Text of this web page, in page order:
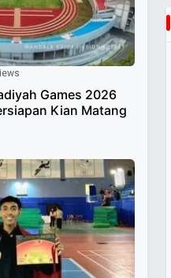
Games 2026
Kian Matang